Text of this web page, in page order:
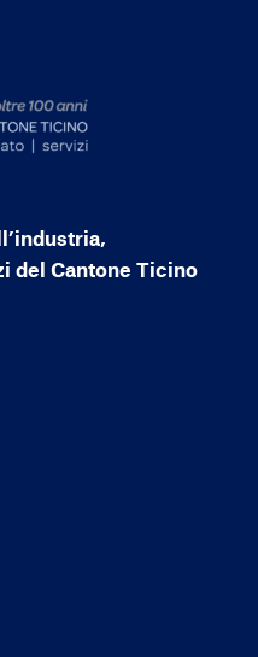
del Cantone Ticino